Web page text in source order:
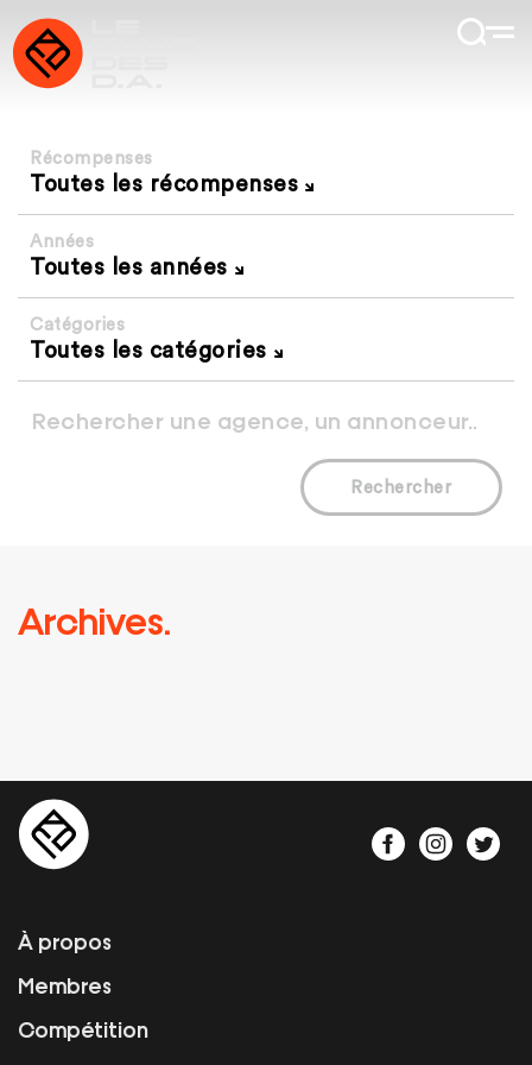
Récompenses
Toutes les récompenses
Années
Toutes les années
Catégories
Toutes les catégories
Rechercher
Archives.
À propos
Membres
Compétition